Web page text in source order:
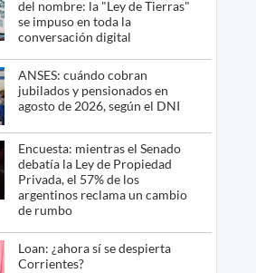
del nombre: la "Ley de Tierras"
se impuso en toda la
conversación digital
ANSES: cuándo cobran
jubilados y pensionados en
agosto de 2026, según el DNI
Encuesta: mientras el Senado
debatía la Ley de Propiedad
Privada, el 57% de los
argentinos reclama un cambio
de rumbo
Loan: ¿ahora sí se despierta
Corrientes?